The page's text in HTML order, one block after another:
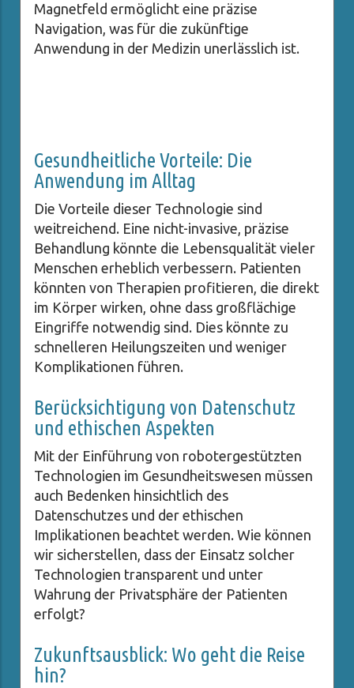
Magnetfeld ermöglicht eine präzise
Navigation, was für die zukünftige
Anwendung in der Medizin unerlässlich ist.
Gesundheitliche Vorteile: Die
Anwendung im Alltag
Die Vorteile dieser Technologie sind
weitreichend. Eine nicht-invasive, präzise
Behandlung könnte die Lebensqualität vieler
Menschen erheblich verbessern. Patienten
könnten von Therapien profitieren, die direkt
im Körper wirken, ohne dass großflächige
Eingriffe notwendig sind. Dies könnte zu
schnelleren Heilungszeiten und weniger
Komplikationen führen.
Berücksichtigung von Datenschutz
und ethischen Aspekten
Mit der Einführung von robotergestützten
Technologien im Gesundheitswesen müssen
auch Bedenken hinsichtlich des
Datenschutzes und der ethischen
Implikationen beachtet werden. Wie können
wir sicherstellen, dass der Einsatz solcher
Technologien transparent und unter
Wahrung der Privatsphäre der Patienten
erfolgt?
Zukunftsausblick: Wo geht die Reise
hin?